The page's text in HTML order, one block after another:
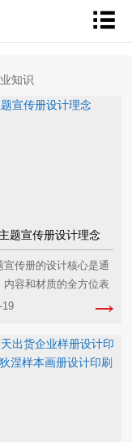
知识
题宣传册设计理念
宣传册的设计核心是通
内容和材质的全方位表
生态保护理念，激发受
为以下几类：一、绿色
设计理念材···
19